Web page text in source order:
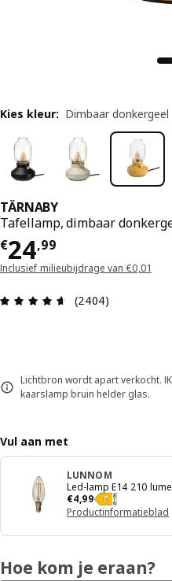
TÄRNABY
Tafellamp, dimbaar
€24,99
€ 24,99
Inclusief milieubijdrage van €0,01
Beoordeling:
(2404)
Lichtbron wordt apart verkocht.
kaarslamp bruin helder glas.
Kies kleur: Dimbaar donkergeel
Vul aan met
LUNNOM
Led-lamp E14 210
€4,99
€ 4,99
Productinformatieblad
Hoe kom je eraan?